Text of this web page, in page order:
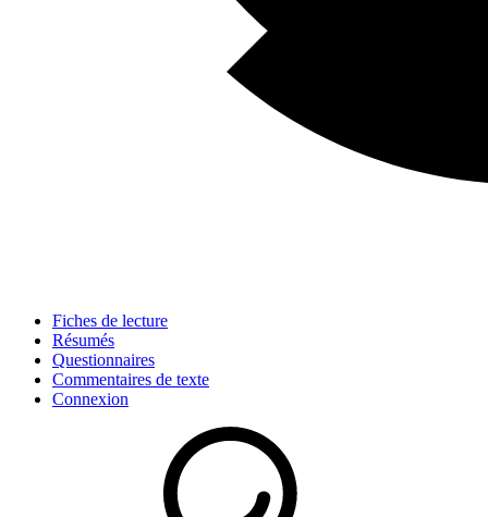
Fiches de lecture
Résumés
Questionnaires
Commentaires de texte
Connexion